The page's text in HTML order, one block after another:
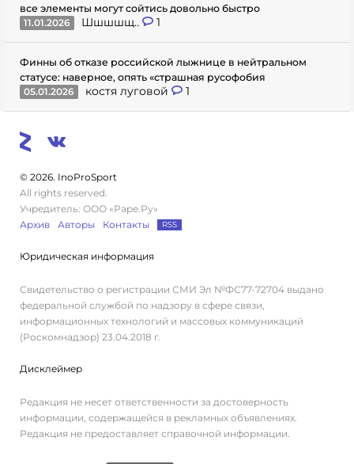
все элементы могут сойтись довольно быстро
11.01.2026
Шшшшщ.. 1
Финны об отказе российской лыжнице в нейтральном
статусе: наверное, опять «страшная русофобия
05.01.2026
костя луговой 1
© 2026. InoProSport
All rights reserved.
Учредитель: ООО «Раре.Ру»
Архив
Авторы Контакты RSS
Юридическая информация
Свидетельство о регистрации СМИ Эл №ФС77-72704 выдано
федеральной службой по надзору в сфере связи,
информационных технологий и массовых коммуникаций
(Роскомнадзор) 23.04.2018 г.
Дисклеймер
Редакция не несет ответственности за достоверность
информации, содержащейся в рекламных объявлениях.
Редакция не предоставляет справочной информации.